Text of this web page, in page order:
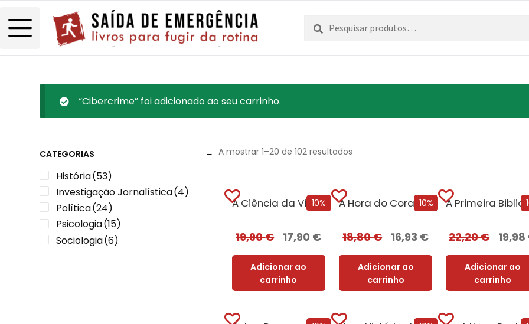
Pesquisar
por:
Pesquisa
“Cibercrime” foi adicionado ao seu carrinho.
CATEGORIAS
História(53)
Investigação Jornalística(4)
Política(24)
Psicologia(15)
Sociologia(6)
A mostrar 1–20 de 102 resultados
10%
A Ciência da Vingança
19,90€ 17,90 €
Adicionar ao
carrinho
10%
A Hora do Coração
18,80€ 16,93 €
Adicionar ao
carrinho
A
22,20€ 19,98
Adicionar ao
carrinho